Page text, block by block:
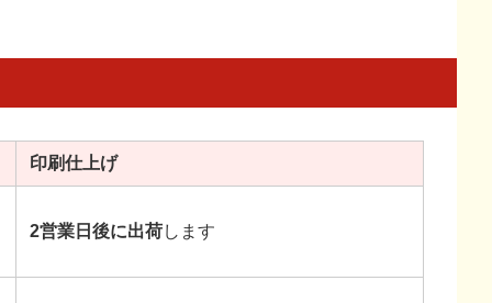
印刷仕上げ
2営業日後に出荷します